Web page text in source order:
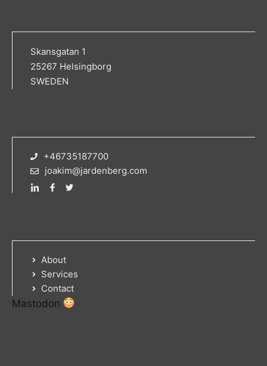
Skansgatan 1
25267 Helsingborg
SWEDEN
+46735187700
joakim@jardenberg.com
About
Services
Contact
Mastodon